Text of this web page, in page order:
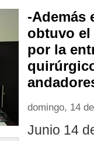
-Además
obtuvo
por la
domingo, 14
Junio 14